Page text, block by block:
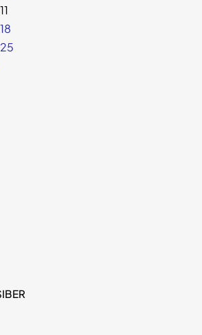
11
18
25